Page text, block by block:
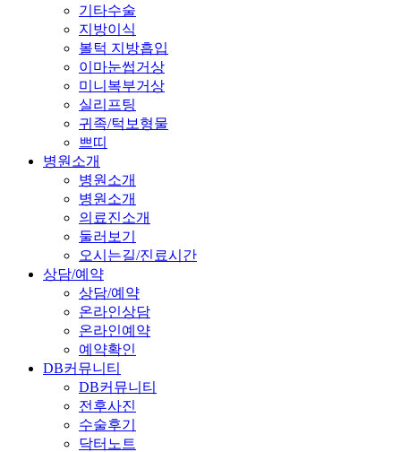
기타수술
지방이식
볼턱 지방흡입
이마눈썹거상
미니복부거상
실리프팅
귀족/턱보형물
쁘띠
병원소개
병원소개
병원소개
의료진소개
둘러보기
오시는길/진료시간
상담/예약
상담/예약
온라인상담
온라인예약
예약확인
DB커뮤니티
DB커뮤니티
전후사진
수술후기
닥터노트